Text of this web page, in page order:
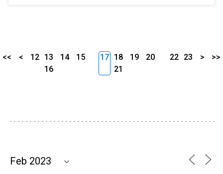
<< < 12 13 14
15
16
17 18 19
20
21
22 23 > >>